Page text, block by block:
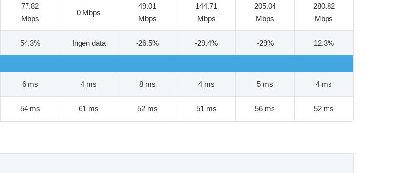
77.82
Mbps
0 Mbps
49.01
Mbps
144.71
Mbps
205.04
Mbps
280.82
Mbps
54.3% Ingen data -26.5% -29.4% -29% 12.3%
6 ms 4 ms 8 ms 4 ms 5 ms 4 ms
54 ms 61 ms 52 ms 51 ms 56 ms 52 ms